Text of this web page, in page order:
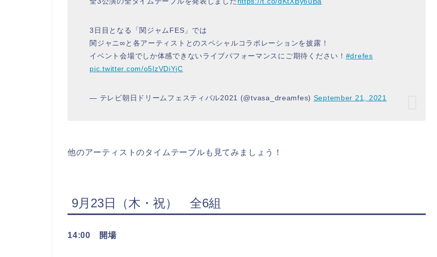
3日目となる「関ジャムFES」では
関ジャニ∞と各アーティストとのスペシャルコラボレーションを披露！
イベント会場でしか体感できないライブパフォーマンスにご期待ください！ #drefes
pic.twitter.com/o5lzVDiYjC
— テレビ朝日ドリームフェスティバル2021 (@tvasa_dreamfes) September 21, 2021
他のアーティストのタイムテーブルも見てみましょう！
9月23日（木・祝） 全6組
14:00 開場